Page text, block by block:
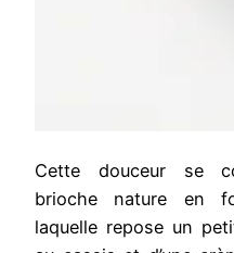
Cette douceur se
brioche nature en
laquelle repose un